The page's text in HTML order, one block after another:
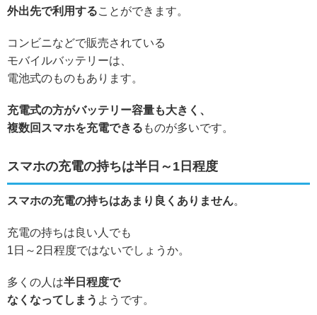
外出先で利用することができます。
コンビニなどで販売されている
モバイルバッテリーは、
電池式のものもあります。
充電式の方がバッテリー容量も大きく、
複数回スマホを充電できる ものが多いです。
スマホの充電の持ちは半日～1日程度
スマホの充電の持ちはあまり良くありません。
充電の持ちは良い人でも
1日～2日程度ではないでしょうか。
多くの人は半日程度で
なくなってしまう ようです。